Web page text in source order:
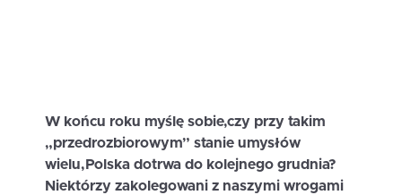
W końcu roku myślę sobie,czy przy takim
„przedrozbiorowym” stanie umysłów
wielu,Polska dotrwa do kolejnego grudnia?
Niektórzy zakolegowani z naszymi wrogami